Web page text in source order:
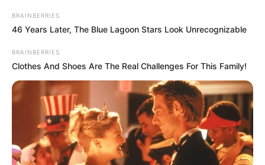
helyzetben. Tudjuk, hogy ez az esemény nagy
hatással volt nemcsak Aberdeenre, hanem sok más
segített a nyomozásban. A gyászoló család
közösség támogatása talán enyhítheti a fájdalmat,
amit most átélnek.
BRAINBERRIES
46 Years Later, The Blue Lagoon Stars Look Unrecognizable
BRAINBERRIES
Clothes And Shoes Are The Real Challenges For This Family!